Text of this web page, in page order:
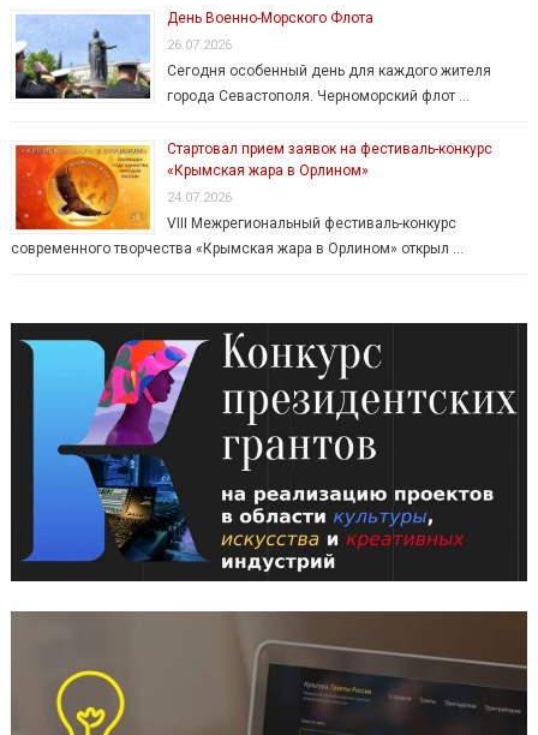
День Военно-Морского Флота
26.07.2026
Сегодня особенный день для каждого жителя
города Севастополя. Черноморский флот …
Стартовал прием заявок на фестиваль-конкурс
«Крымская жара в Орлином»
24.07.2026
VIII Межрегиональный фестиваль-конкурс
современного творчества «Крымская жара в Орлином» открыл …